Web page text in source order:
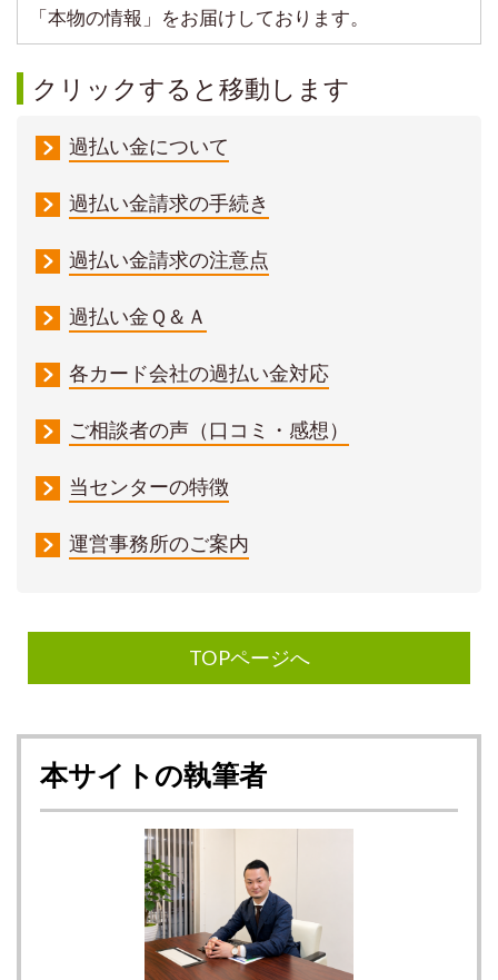
「本物の情報」をお届けしております。
クリックすると移動します
過払い金について
過払い金請求の手続き
過払い金請求の注意点
過払い金Ｑ＆Ａ
各カード会社の過払い金対応
ご相談者の声（口コミ・感想）
当センターの特徴
運営事務所のご案内
TOPページへ
本サイトの執筆者